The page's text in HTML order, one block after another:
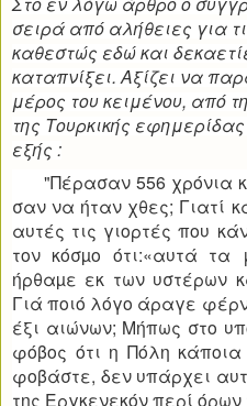
σειρά από αλήθειες για
καθεστώς εδώ και
καταπνίξει. Αξίζει να
μέρος του κειμένου, από
της Τουρκικής
εξής :
"Πέρασαν 556 χρόνια
σαν να ήταν χθες; Γιατί
αυτές τις γιορτές που
τον κόσµο ότι:«αυτά
ήρθαµε εκ των υστέρων
Γιά ποιό λόγο άραγε
έξι αιώνων; Μήπως στο
φόβος ότι η Πόλη
φοβάστε, δεν υπάρχει
της Εργκενεκόν περί